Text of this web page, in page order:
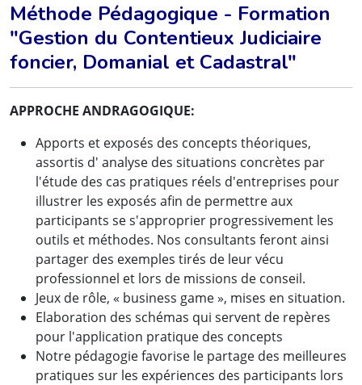
Méthode Pédagogique - Formation
"Gestion du Contentieux Judiciaire
foncier, Domanial et Cadastral"
APPROCHE ANDRAGOGIQUE:
Apports et exposés des concepts théoriques,
assortis d' analyse des situations concrètes par
l'étude des cas pratiques réels d'entreprises pour
illustrer les exposés afin de permettre aux
participants se s'approprier progressivement les
outils et méthodes. Nos consultants feront ainsi
partager des exemples tirés de leur vécu
professionnel et lors de missions de conseil.
Jeux de rôle, « business game », mises en situation.
Elaboration des schémas qui servent de repères
pour l'application pratique des concepts
Notre pédagogie favorise le partage des meilleures
pratiques sur les expériences des participants lors